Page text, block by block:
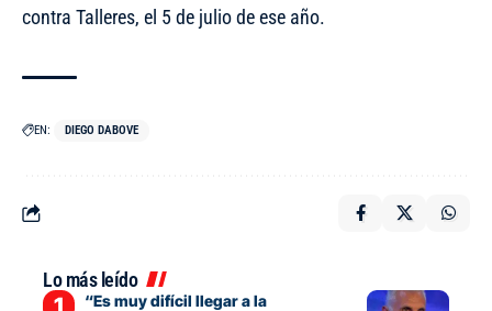
contra Talleres, el 5 de julio de ese año.
EN: DIEGO DABOVE
Lo más leído
“Es muy difícil llegar a la